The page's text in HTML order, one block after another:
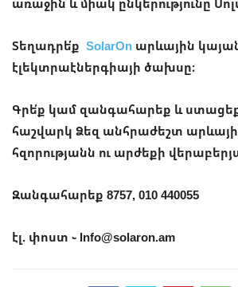
առաջին և միակ ընկերությունը
Տեղադրե՛ք SolarOn արևային
էլեկտրաէներգիայի ծախսը։
Գրե՛ք կամ զանգահարեք և
հաշվարկ Ձեզ անհրաժեշտ
հզորությանն ու արժեքի
Զանգահարեք 8757, 010 440055
էլ. փոստ ֊ Info@solaron.am